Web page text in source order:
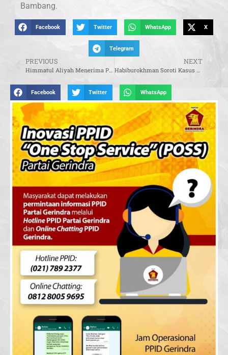
Bambang.
Facebook Twitter WhatsApp X
Telegram
PREVIOUS NEXT
Facebook Twitter WhatsApp